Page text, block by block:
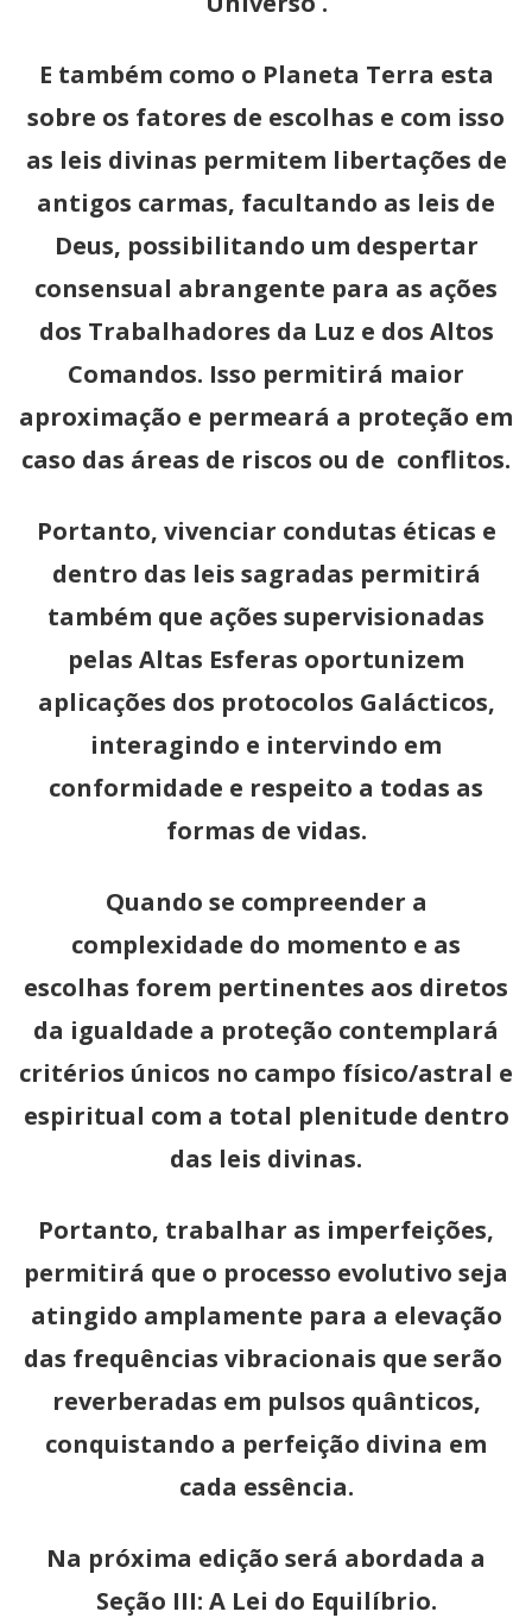
E também como o Planeta Terra esta
sobre os fatores de escolhas e com isso
as leis divinas permitem libertações de
antigos carmas, facultando as leis de
Deus, possibilitando um despertar
consensual abrangente para as ações
dos Trabalhadores da Luz e dos Altos
Comandos. Isso permitirá maior
aproximação e permeará a proteção em
caso das áreas de riscos ou de conflitos.
Portanto, vivenciar condutas éticas e
dentro das leis sagradas permitirá
também que ações supervisionadas
pelas Altas Esferas oportunizem
aplicações dos protocolos Galácticos,
interagindo e intervindo em
conformidade e respeito a todas as
formas de vidas.
Quando se compreender a
complexidade do momento e as
escolhas forem pertinentes aos diretos
da igualdade a proteção contemplará
critérios únicos no campo físico/astral e
espiritual com a total plenitude dentro
das leis divinas.
Portanto, trabalhar as imperfeições,
permitirá que o processo evolutivo seja
atingido amplamente para a elevação
das frequências vibracionais que serão
reverberadas em pulsos quânticos,
conquistando a perfeição divina em
cada essência.
Na próxima edição será abordada a
Seção III: A Lei do Equilíbrio.